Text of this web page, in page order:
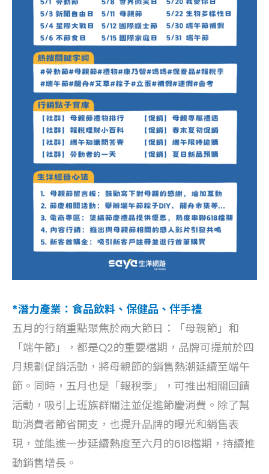
*潛力產業：食品飲料、保健品、伴手禮
五月的行銷重點聚焦於兩大節日：「母親節」和
「端午節」，都是Q2的重要檔期，品牌可提前於四
月規劃促銷活動，將母親節的銷售熱潮延續至端午
節。同時，五月也是「報稅季」，可推出相關回饋
活動，吸引上班族群關注並促進節慶消費。除了幫
助消費者節省開支，也提升品牌的曝光和銷售表
現，並能進一步延續熱度至六月的618檔期，持續推
動銷售增長。